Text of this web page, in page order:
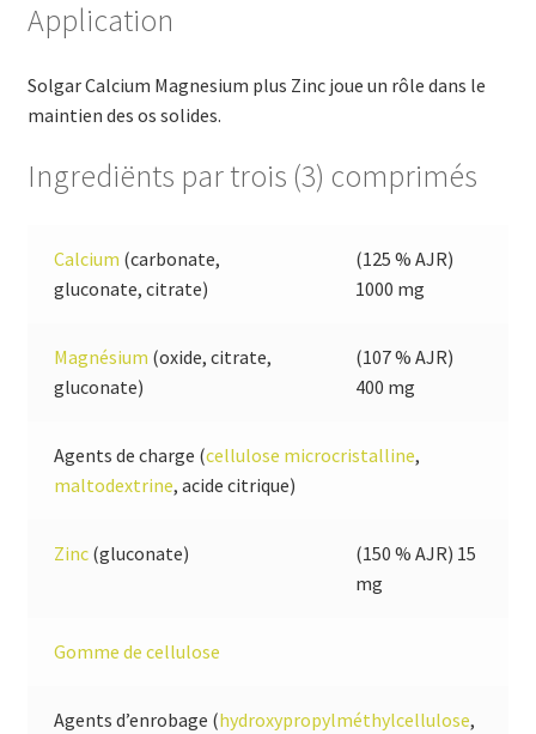
Application
Solgar Calcium Magnesium plus Zinc joue un rôle dans le
maintien des os solides.
Ingrediënts par trois (3) comprimés
Calcium (carbonate,
gluconate, citrate)
(125 % AJR)
1000 mg
Magnésium (oxide, citrate,
gluconate)
(107 % AJR)
400 mg
Agents de charge (cellulose microcristalline,
maltodextrine, acide citrique)
Zinc (gluconate)
(150 % AJR) 15
mg
Gomme de cellulose
Agents d’enrobage (hydroxypropylméthylcellulose,